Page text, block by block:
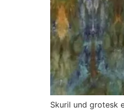
Skuril und grotesk